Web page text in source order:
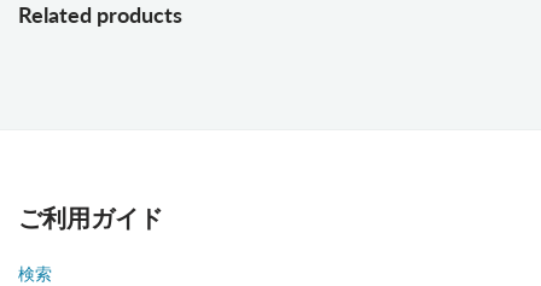
Related products
ご利用ガイド
検索